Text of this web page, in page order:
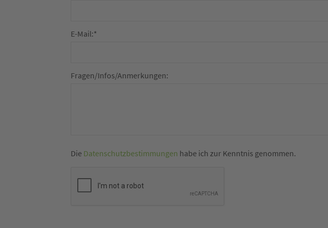
E-Mail:*
Fragen/Infos/Anmerkungen:
Die Datenschutzbestimmungen habe ich zur Kenntnis genommen.